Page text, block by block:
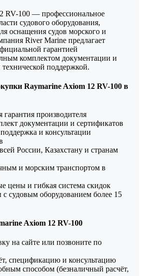
RV-100 — профессиональное
судового оборудования,
оснащения судов морского и
River Marine предлагает
гарантией
комплектом документации и
поддержкой.
Raymarine Axiom 12 RV-100 в
производителя
документации и сертификатов
и консультации
России, Казахстану и странам
и морским транспортом в
цены и гибкая система скидок
судовым оборудованием более 15
Axiom 12 RV-100
на сайте или позвоните по
спецификацию и консультацию
способом (безналичный расчёт,